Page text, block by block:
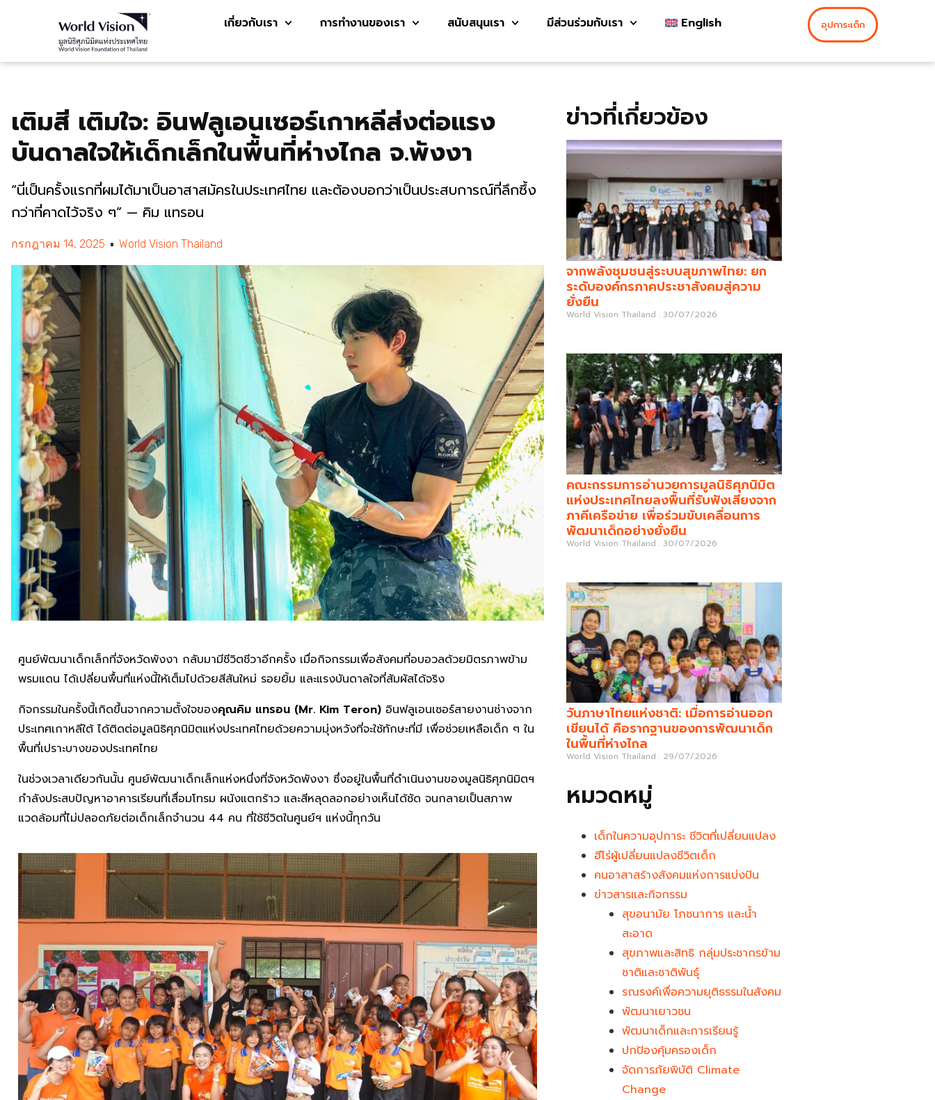
เกี่ยวกับเรา การทำงานของเรา สนับสนุนเรา มีส่วนร่วมกับเรา English อุปการะเด็ก
เติมสี เติมใจ: อินฟลูเอนเซอร์เกาหลีส่งต่อแรง
บันดาลใจให้เด็กเล็กในพื้นที่ห่างไกล จ.พังงา
“นี่เป็นครั้งแรกที่ผมได้มาเป็นอาสาสมัครในประเทศไทย และต้องบอกว่าเป็นประสบการณ์ที่ลึกซึ้ง
กว่าที่คาดไว้จริง ๆ” — คิม แทรอน
กรกฎาคม 14, 2025 World Vision Thailand
ศูนย์พัฒนาเด็กเล็กที่จังหวัดพังงา กลับมามีชีวิตชีวาอีกครั้ง เมื่อกิจกรรมเพื่อสังคมที่อบอวลด้วยมิตรภาพข้าม
พรมแดน ได้เปลี่ยนพื้นที่แห่งนี้ให้เต็มไปด้วยสีสันใหม่ รอยยิ้ม และแรงบันดาลใจที่สัมผัสได้จริง
กิจกรรมในครั้งนี้เกิดขึ้นจากความตั้งใจของคุณคิม แทรอน (Mr. Kim Teron) อินฟลูเอนเซอร์สายงานช่างจาก
ประเทศเกาหลีใต้ ได้ติดต่อมูลนิธิศุภนิมิตแห่งประเทศไทยด้วยความมุ่งหวังที่จะใช้ทักษะที่มี เพื่อช่วยเหลือเด็ก ๆ ใน
พื้นที่เปราะบางของประเทศไทย
ในช่วงเวลาเดียวกันนั้น ศูนย์พัฒนาเด็กเล็กแห่งหนึ่งที่จังหวัดพังงา ซึ่งอยู่ในพื้นที่ดำเนินงานของมูลนิธิศุภนิมิตฯ
กำลังประสบปัญหาอาคารเรียนที่เสื่อมโทรม ผนังแตกร้าว และสีหลุดลอกอย่างเห็นได้ชัด จนกลายเป็นสภาพ
แวดล้อมที่ไม่ปลอดภัยต่อเด็กเล็กจำนวน 44 คน ที่ใช้ชีวิตในศูนย์ฯ แห่งนี้ทุกวัน
ข่าวที่เกี่ยวข้อง
จากพลังชุมชนสู่ระบบสุขภาพไทย: ยก
ระดับองค์กรภาคประชาสังคมสู่ความ
ยั่งยืน
World Vision Thailand 30/07/2026
คณะกรรมการอำนวยการมูลนิธิศุภนิมิต
แห่งประเทศไทยลงพื้นที่รับฟังเสียงจาก
ภาคีเครือข่าย เพื่อร่วมขับเคลื่อนการ
พัฒนาเด็กอย่างยั่งยืน
World Vision Thailand 30/07/2026
วันภาษาไทยแห่งชาติ: เมื่อการอ่านออก
เขียนได้ คือรากฐานของการพัฒนาเด็ก
ในพื้นที่ห่างไกล
World Vision Thailand 29/07/2026
หมวดหมู่
เด็กในความอุปการะ ชีวิตที่เปลี่ยนแปลง
ฮีโร่ผู้เปลี่ยนแปลงชีวิตเด็ก
คนอาสาสร้างสังคมแห่งการแบ่งปัน
ข่าวสารและกิจกรรม
สุขอนามัย โภชนาการ และน้ำ
สะอาด
สุขภาพและสิทธิ กลุ่มประชากรข้าม
ชาติและชาติพันธุ์
รณรงค์เพื่อความยุติธรรมในสังคม
พัฒนาเยาวชน
พัฒนาเด็กและการเรียนรู้
ปกป้องคุ้มครองเด็ก
จัดการภัยพิบัติ Climate
Change